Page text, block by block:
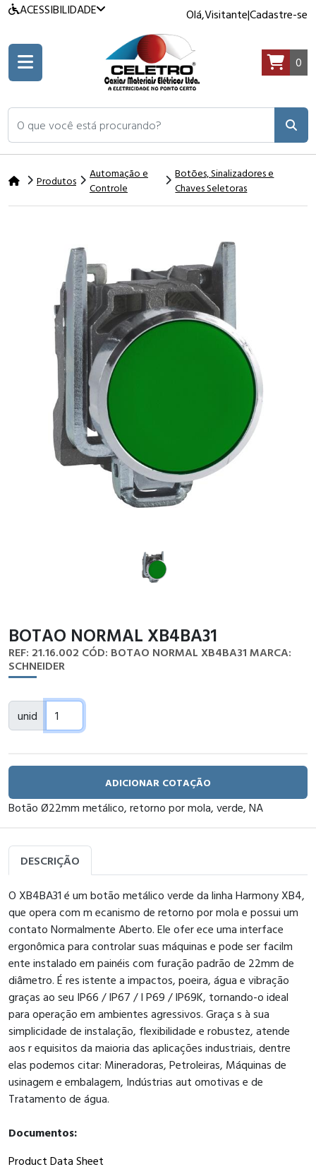
ACESSIBILIDADE Olá,Visitante|Cadastre-se
O que você está procurando?
0
Produtos
Automação e
Controle
Botões, Sinalizadores e
Chaves Seletoras
BOTAO NORMAL XB4BA31
REF: 21.16.002 CÓD: BOTAO NORMAL XB4BA31 MARCA:
SCHNEIDER
unid
ADICIONAR COTAÇÃO
Botão Ø22mm metálico, retorno por mola, verde, NA
DESCRIÇÃO
O XB4BA31 é um botão metálico verde da linha Harmony XB4,
que opera com m ecanismo de retorno por mola e possui um
contato Normalmente Aberto. Ele ofer ece uma interface
ergonômica para controlar suas máquinas e pode ser facilm
ente instalado em painéis com furação padrão de 22mm de
diâmetro. É res istente a impactos, poeira, água e vibração
graças ao seu IP66 / IP67 / I P69 / IP69K, tornando-o ideal
para operação em ambientes agressivos. Graça s à sua
simplicidade de instalação, flexibilidade e robustez, atende
aos r equisitos da maioria das aplicações industriais, dentre
elas podemos citar: Mineradoras, Petroleiras, Máquinas de
usinagem e embalagem, Indústrias aut omotivas e de
Tratamento de água.
Documentos:
Product Data Sheet